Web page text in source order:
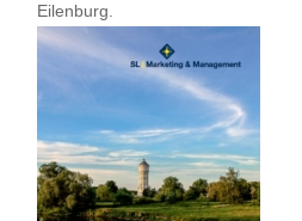
Eilenburg.